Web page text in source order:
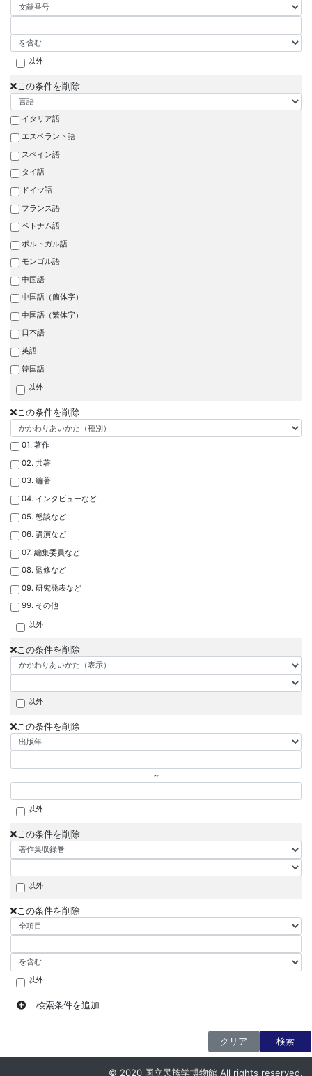
以外
この条件を削除
イタリア語
エスペラント語
スペイン語
タイ語
ドイツ語
フランス語
ベトナム語
ポルトガル語
モンゴル語
中国語
中国語（簡体字）
中国語（繁体字）
日本語
英語
韓国語
以外
この条件を削除
01. 著作
02. 共著
03. 編著
04. インタビューなど
05. 懇談など
06. 講演など
07. 編集委員など
08. 監修など
09. 研究発表など
99. その他
以外
この条件を削除
以外
この条件を削除
~
以外
この条件を削除
以外
この条件を削除
以外
検索条件を追加
クリア 検索
© 2020 国立民族学博物館 All rights reserved.